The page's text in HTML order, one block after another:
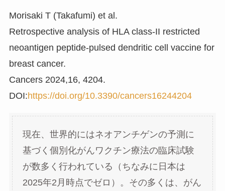
Morisaki T (Takafumi) et al.
Retrospective analysis of HLA class-II restricted
neoantigen peptide-pulsed dendritic cell vaccine for
breast cancer.
Cancers 2024,16, 4204.
DOI:https://doi.org/10.3390/cancers16244204
現在、世界的にはネオアンチゲンの予測に
基づく個別化がんワクチン療法の臨床試験
が数多く行われている（ちなみに日本は
2025年2月時点でゼロ）。その多くは、がん